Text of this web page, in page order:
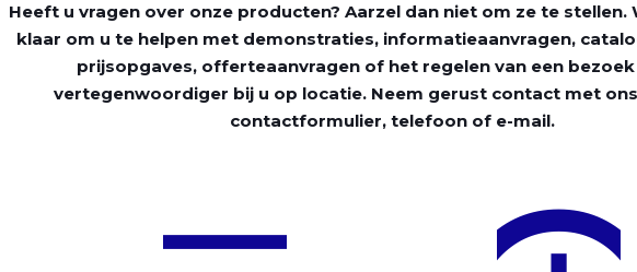
Heeft u vragen over onze producten? Aarzel dan niet om ze te stellen.
klaar om u te helpen met demonstraties, informatieaanvragen,
prijsopgaves, offerteaanvragen of het regelen van een bezoek
vertegenwoordiger bij u op locatie. Neem gerust contact met
contactformulier, telefoon of e-mail.